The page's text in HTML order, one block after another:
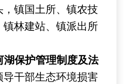
镇国土所、 镇农技
镇林建站、 镇派出所
湖保护管理制度及法
干部生态环境损害